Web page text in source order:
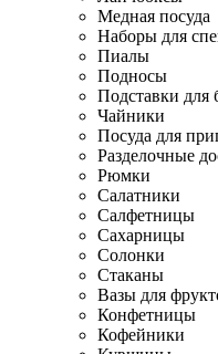
Медная посуда
Наборы для
Пиалы
Подносы
Подставки для
Чайники
Посуда для
Разделочные
Рюмки
Салатники
Салфетницы
Сахарницы
Солонки
Стаканы
Вазы для
Конфетницы
Кофейники